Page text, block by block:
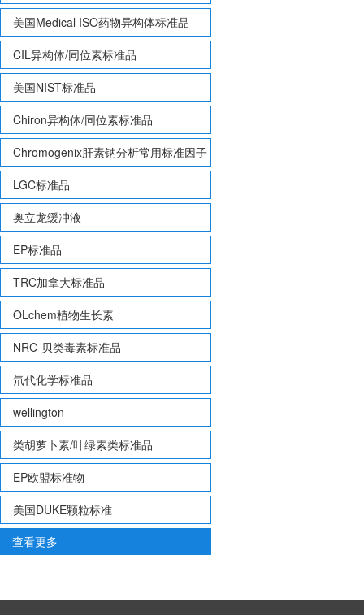
美国Medical ISO药物异构体标准品
CIL异构体/同位素标准品
美国NIST标准品
Chiron异构体/同位素标准品
Chromogenix肝素钠分析常用标准因子
LGC标准品
奥立龙缓冲液
EP标准品
TRC加拿大标准品
OLchem植物生长素
NRC-贝类毒素标准品
氘代化学标准品
wellington
类胡萝卜素/叶绿素类标准品
EP欧盟标准物
美国DUKE颗粒标准
查看更多